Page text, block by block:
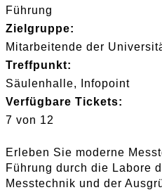
Führung
Zielgruppe:
Mitarbeitende der
Treffpunkt:
Säulenhalle, Infopoint
Verfügbare Tickets:
7 von 12
Erleben Sie moderne
Führung durch die Labore
Messtechnik und der